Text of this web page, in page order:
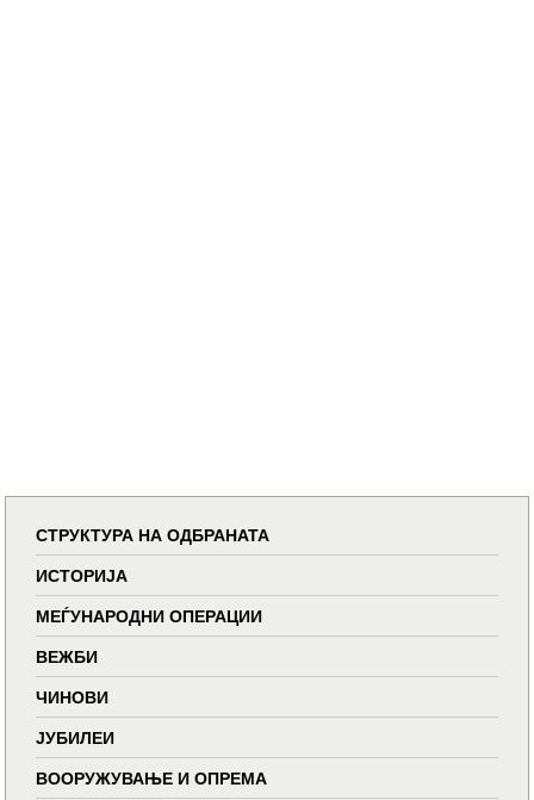
СТРУКТУРА НА ОДБРАНАТА
ИСТОРИЈА
МЕЃУНАРОДНИ ОПЕРАЦИИ
ВЕЖБИ
ЧИНОВИ
ЈУБИЛЕИ
ВООРУЖУВАЊЕ И ОПРЕМА